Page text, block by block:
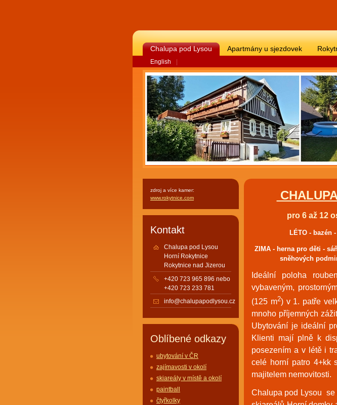
Chalupa pod Lysou Apartmány u sjezdovek
English
pro 6 až 12
LÉTO - bazén
ZIMA - herna pro děti -
sněhových
Ideální poloha
vybaveným, prostorný
(125 m2) v 1. patře
mnoho příjemných
Ubytování je ideální
Klienti mají plně k
posezením a v létě i
celé horní patro 4+kk
majitelem nemovitosti.
Chalupa pod Lysou se
zdroj a více kamer:
www.rokytnice.com
Kontakt
Chalupa pod Lysou
Horní Rokytnice
Rokytnice nad Jizerou
+420 723 965 896 nebo
+420 723 233 781
info@chalupapodlysou.cz
Oblíbené odkazy
ubytování v ČR
zajímavosti v okolí
skiareály v místě a okolí
paintball
čtyřkolky